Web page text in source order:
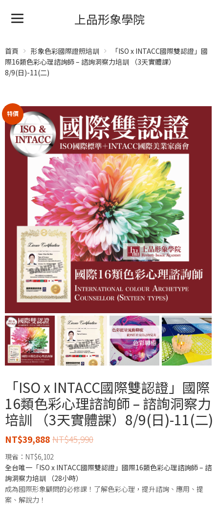
上品形象學院
首頁 形象色彩國際證照培訓
「ISO x INTACC國際雙認證」國
際16類色彩心理諮詢師 – 諮詢洞察力培訓 （3天實體課）
8/9(日)-11(二)
特價
「ISO x INTACC國際雙認證」國際
16類色彩心理諮詢師 – 諮詢洞察力
培訓 （3天實體課）8/9(日)-11(二)
NT$45,990
NT$39,888
現省： NT$6,102
全台唯一「ISO x INTACC國際雙認證」國際16類色彩心理諮詢師 – 諮
詢洞察力培訓 （28小時）
成為國際形象顧問的必修課！了解色彩心理，提升諮詢、應用、提
案、解說力！